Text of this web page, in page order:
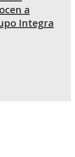
a
Integra